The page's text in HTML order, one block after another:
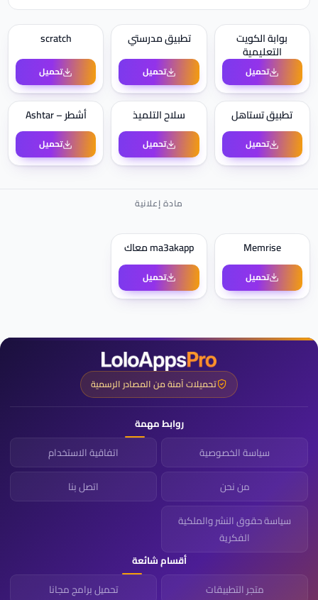
بوابة الكويت
التعليمية
تحميل
تطبيق مدرستي
تحميل
scratch
تحميل
تطبيق تستاهل
تحميل
سلاح التلميذ
تحميل
أشطر – Ashtar
تحميل
Memrise
تحميل
ma3akapp معاك
تحميل
تحميلات آمنة من المصادر الرسمية
روابط مهمة
سياسة الخصوصية
اتفاقية الاستخدام
من نحن
اتصل بنا
سياسة حقوق النشر والملكية
الفكرية
أقسام شائعة
متجر التطبيقات تحميل برامج مجانا